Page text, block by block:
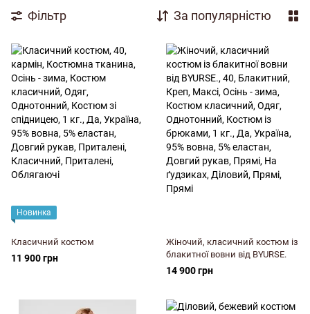
Фільтр За популярністю
Новинка
Класичний костюм
11 900 грн
Жіночий, класичний костюм із
блакитної вовни від BYURSE.
14 900 грн